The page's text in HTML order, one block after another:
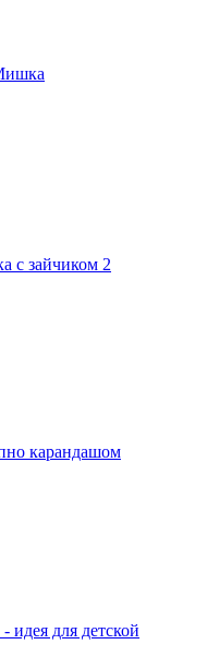
с зайчиком 2
карандашом
для детской